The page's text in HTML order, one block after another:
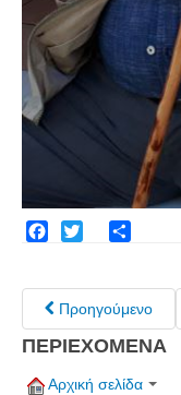
Προηγούμενο
ΠΕΡΙΕΧΟΜΕΝΑ
Αρχική σελίδα